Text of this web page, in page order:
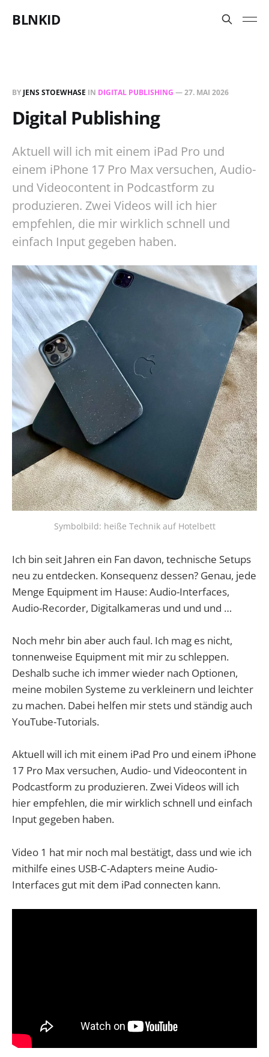
BLNKID
BY JENS STOEWHASE IN DIGITAL PUBLISHING —27. MAI 2026
Digital Publishing
Aktuell will ich mit einem iPad Pro und
einem iPhone 17 Pro Max versuchen, Audio-
und Videocontent in Podcastform zu
produzieren. Zwei Videos will ich hier
empfehlen, die mir wirklich schnell und
einfach Input gegeben haben.
Symbolbild: heiße Technik auf Hotelbett
Ich bin seit Jahren ein Fan davon, technische Setups
neu zu entdecken. Konsequenz dessen? Genau, jede
Menge Equipment im Hause: Audio-Interfaces,
Audio-Recorder, Digitalkameras und und und …
Noch mehr bin aber auch faul. Ich mag es nicht,
tonnenweise Equipment mit mir zu schleppen.
Deshalb suche ich immer wieder nach Optionen,
meine mobilen Systeme zu verkleinern und leichter
zu machen. Dabei helfen mir stets und ständig auch
YouTube-Tutorials.
Aktuell will ich mit einem iPad Pro und einem iPhone
17 Pro Max versuchen, Audio- und Videocontent in
Podcastform zu produzieren. Zwei Videos will ich
hier empfehlen, die mir wirklich schnell und einfach
Input gegeben haben.
Video 1 hat mir noch mal bestätigt, dass und wie ich
mithilfe eines USB-C-Adapters meine Audio-
Interfaces gut mit dem iPad connecten kann.